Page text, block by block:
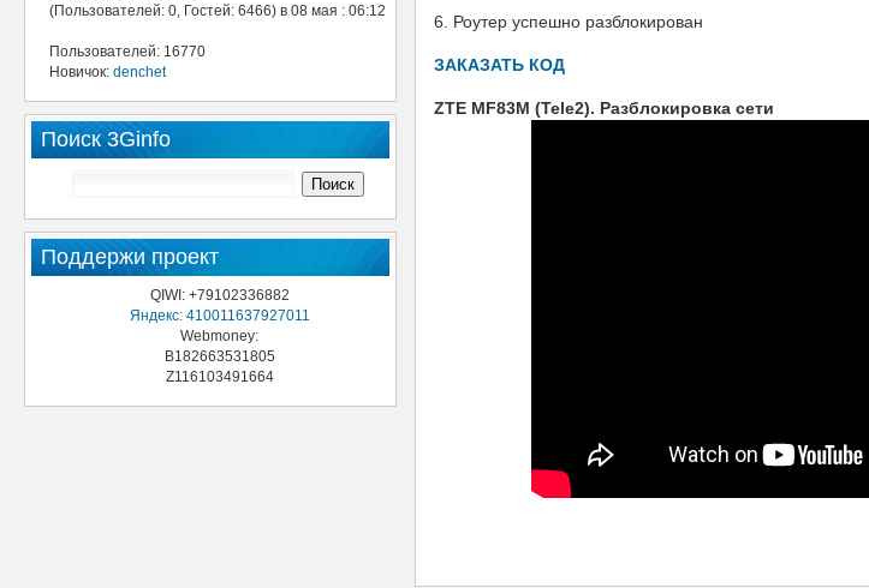
(Пользователей: 0, Гостей: 6466) в 08 мая : 06:12
Пользователей: 16770
Новичок: denchet
Поиск 3Ginfo
Поддержи проект
QIWI: +79102336882
Яндекс: 410011637927011
Webmoney:
B182663531805
Z116103491664
6. Роутер успешно разблокирован
ЗАКАЗАТЬ КОД
ZTE MF83M (Tele2). Разблокировка сети